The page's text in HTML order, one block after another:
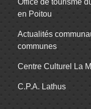
Office de tourisme
en Poitou
Actualités
communes
Centre Culturel La
C.P.A. Lathus